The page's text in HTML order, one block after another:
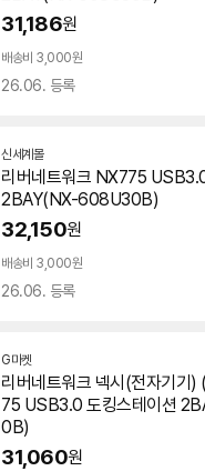
31,186원
른
배송비 3,000원
26.06. 등록
신세계몰
리버네트워크 NX775
2BAY(NX-608U30B)
32,150원
배송비 3,000원
26.06. 등록
G마켓
리버네트워크 넥시(전자기기
75 USB3.0 도킹스테이션
0B)
31,060원